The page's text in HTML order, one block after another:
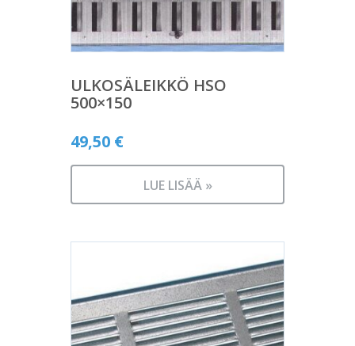
ULKOSÄLEIKKÖ HSO
500×150
49,50 €
LUE LISÄÄ »